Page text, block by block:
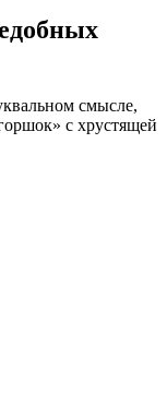
смысле,
с хрустящей